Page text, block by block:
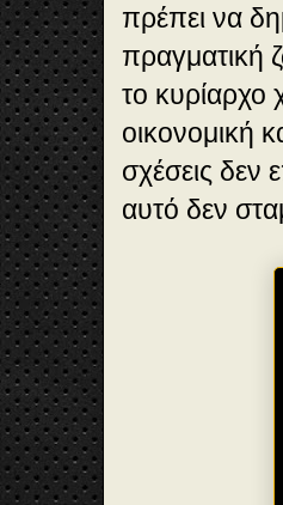
πρέπει να
πραγματική
το κυρίαρχο
οικονομική
σχέσεις δεν
αυτό δεν